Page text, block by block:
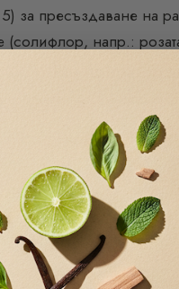
за пресъздаване на
(солифлор, напр.:
ноти за
теменужка и
вThé Bulgari CK One
)